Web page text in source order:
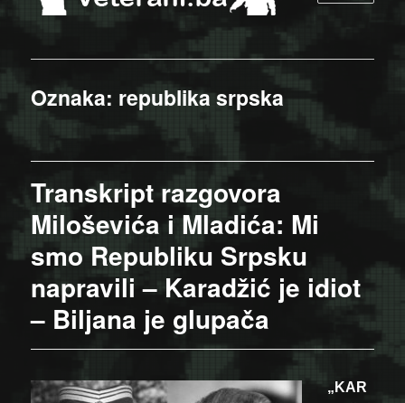
Oznaka: republika srpska
Transkript razgovora
Miloševića i Mladića: Mi
smo Republiku Srpsku
napravili – Karadžić je idiot
– Biljana je glupača
„KAR